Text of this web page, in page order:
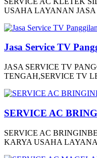
USAHA LAYANAN JASA
Jasa Service TV
JASA SERVICE TV
TENGAH,SERVICE TV
SERVICE AC
SERVICE AC
KARYA USAHA